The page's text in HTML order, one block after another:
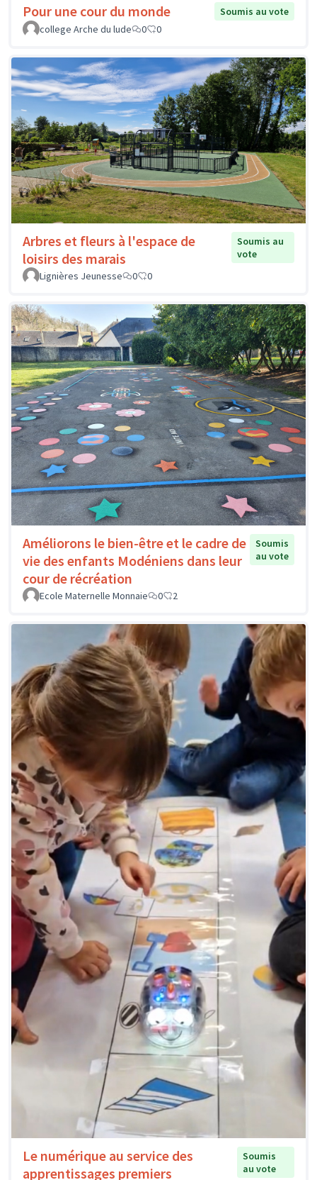
Pour une cour du monde
Soumis au vote
college Arche du lude
0 0
Arbres et fleurs à l'espace de
loisirs des marais
Soumis au
vote
Lignières Jeunesse
0 0
Améliorons le bien-être et le cadre de
vie des enfants Modéniens dans leur
cour de récréation
Soumis
au vote
Ecole Maternelle Monnaie 0 2
Le numérique au service des
apprentissages premiers
Soumis
au vote